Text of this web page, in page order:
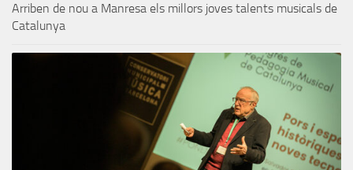
Arriben de nou a Manresa els millors joves talents musicals de
Catalunya